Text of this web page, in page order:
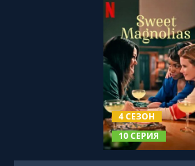
4 СЕЗОН
10 СЕРИЯ
СМОТРЕТЬ ОНЛАЙН